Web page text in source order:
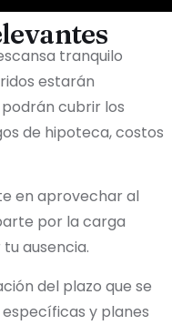
tranquilo
estarán
cubrir los
de hipoteca, costos
en aprovechar al
por la carga
ausencia.
del plazo que se
y planes